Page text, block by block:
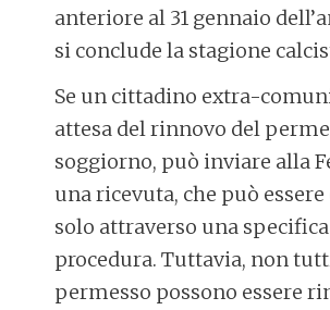
anteriore al 31 gennaio
si conclude la stagione
Se un cittadino extra-
attesa del rinnovo del
soggiorno, può inviare alla
una ricevuta, che può
solo attraverso una specifica
procedura. Tuttavia, non
permesso possono essere